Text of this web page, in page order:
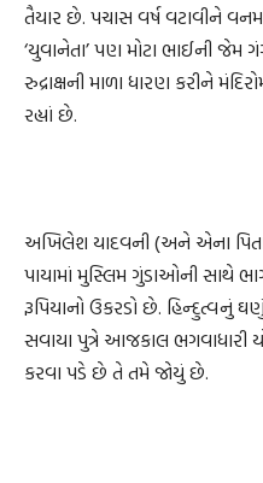
તૈયાર છે. પચાસ વર્ષ વટાવીને
‘યુવાનેતા’ પણ મોટા ભાઈની જેમ
રુદ્રાક્ષની માળા ધારણ કરીને
રહ્યાં છે.
અખિલેશ યાદવની (અને એના પિતા
પાયામાં મુસ્લિમ ગુંડાઓની સાથે
રૂપિયાનો ઉકરડો છે. હિન્દુત્વનું
સવાયા પુત્રે આજકાલ ભગવાધારી
કરવા પડે છે તે તમે જોયું છે.